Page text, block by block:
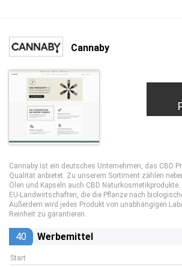
Cannaby
Cannaby ist ein deutsches Unternehmen, das CBD
Qualität anbietet. Zu unserem Sortiment zählen
Ölen und Kapseln auch CBD
EU-Landwirtschaften, die die Pflanze nach
Außerdem wird jedes Produkt von unabhängigen
Reinheit zu garantieren.
40 Werbemittel
Start